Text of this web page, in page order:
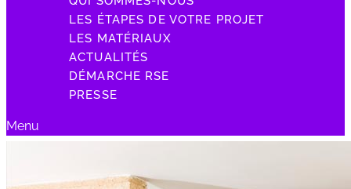
LES ÉTAPES DE VOTRE PROJET
LES MATÉRIAUX
ACTUALITÉS
DÉMARCHE RSE
PRESSE
Menu